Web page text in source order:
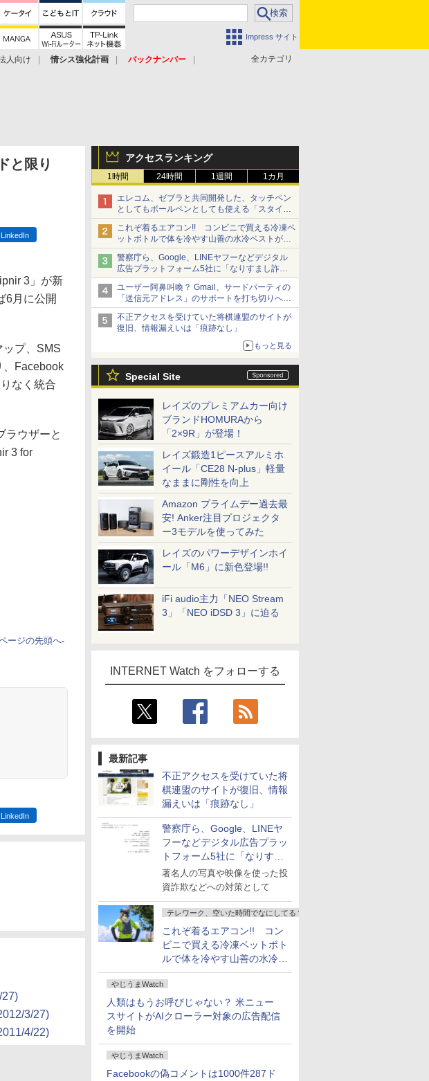
Impress サイト
全カテゴリ
人向け 情シス強化計画
バックナンバー
アクセスランキング
1時間 24時間 1週間 1カ月
エレコム、ゼブラと共同開発した、タッチペン
としてもボールペンとしても使える「スタイラ
スツーウェイ」発売 iPadにも紙にも、持ち替
えずに書き込める
これぞ着るエアコン!! コンビニで買える冷凍ペ
ットボトルで体を冷やす山善の水冷ベストがロ
ードバイクにちょうどいい【ぼっち・ざ・ろー
ど！その14】【空いた時間でなにしてる？】
警察庁ら、Google、LINEヤフーなどデジタル
広告プラットフォーム5社に「なりすまし詐欺
広告」対策強化を要請 著名人の写真や映像を
使った投資詐欺などへの対策として
ユーザー阿鼻叫喚？ Gmail、サードパーティの
「送信元アドレス」のサポートを打ち切りへ
【やじうまWatch】
不正アクセスを受けていた将棋連盟のサイトが
復旧、情報漏えいは「痕跡なし」
もっと見る
Special Site
レイズのプレミアムカー向け
ブランドHOMURAから
「2×9R」が登場！
レイズ鍛造1ピースアルミホ
イール「CE28 N-plus」軽量
なままに剛性を向上
Amazon プライムデー過去最
安! Anker注目プロジェクタ
ー3モデルを使ってみた
レイズのパワーデザインホイ
ール「M6」に新色登場!!
iFi audio主力「NEO Stream
3」「NEO iDSD 3」に迫る
INTERNET Watch をフォローする
最新記事
不正アクセスを受けていた将
棋連盟のサイトが復旧、情報
漏えいは「痕跡なし」
警察庁ら、Google、LINEヤ
フーなどデジタル広告プラッ
トフォーム5社に「なりすま
し詐欺広告」対策強化を要請
著名人の写真や映像を使った投
資詐欺などへの対策として
テレワーク、空いた時間でなにしてる？
これぞ着るエアコン!! コン
ビニで買える冷凍ペットボト
ルで体を冷やす山善の水冷ベ
ストがロードバイクにちょう
どいい【ぼっち・ざ・ろー
ど！その14】
やじうまWatch
人類はもうお呼びじゃない？ 米ニュー
スサイトがAIクローラー対象の広告配信
を開始
やじうまWatch
Facebookの偽コメントは1000件287ド
と限り
LinkedIn
3」が新
6月に公開
プ、SMS
、Facebook
なく統合
ラウザーと
3 for
ージの先頭へ-
LinkedIn
3/27)
4/22)